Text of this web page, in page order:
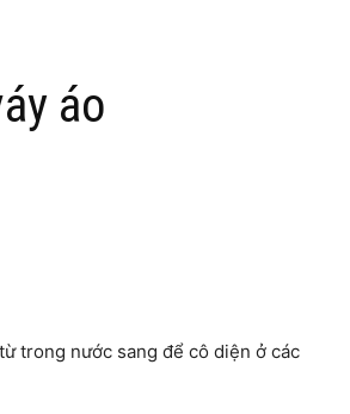
áo
trong nước sang để cô diện ở các